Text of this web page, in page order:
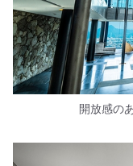
開放感の